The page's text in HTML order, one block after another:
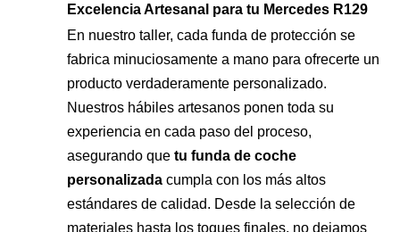
Excelencia Artesanal para tu Mercedes R129
En nuestro taller, cada funda de protección se
fabrica minuciosamente a mano para ofrecerte un
producto verdaderamente personalizado.
Nuestros hábiles artesanos ponen toda su
experiencia en cada paso del proceso,
asegurando que tu funda de coche
personalizada cumpla con los más altos
estándares de calidad. Desde la selección de
materiales hasta los toques finales, no dejamos